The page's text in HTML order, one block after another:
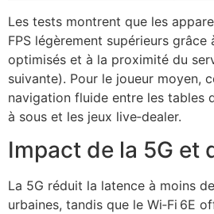
Les tests montrent que les
FPS légèrement supérieurs grâce
optimisés et à la proximité du
suivante). Pour le joueur moyen,
navigation fluide entre les tables
à sous et les jeux live‑dealer.
Impact de la 5G et
La 5G réduit la latence à moins
urbaines, tandis que le Wi‑Fi 6E